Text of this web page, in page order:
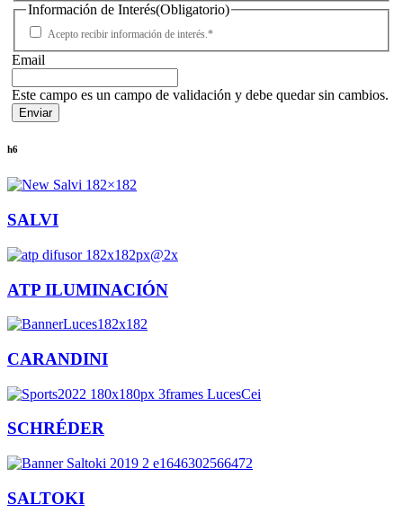
Información de Interés(Obligatorio)
Acepto recibir información de interés.*
Email
Este campo es un campo de validación y debe quedar sin cambios.
h6
SALVI
ATP ILUMINACIÓN
CARANDINI
SCHRÉDER
SALTOKI